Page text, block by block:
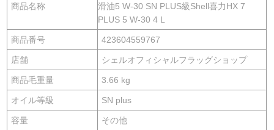
商品名称
滑油5 W-30 SN PLUS級Shell喜力HX 7
PLUS 5 W-30 4 L
商品番号 423604559767
店舗 シェルオフィシャルフラッグショップ
商品毛重量 3.66 kg
オイル等級 SN plus
容量 その他